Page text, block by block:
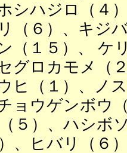
シハジロ（４
（６）、キジ
（１５）、 ケ
グロカモメ（
ヒ（１）、ノ
ョウゲンボウ
５）、ハシボ
、ヒバリ（６